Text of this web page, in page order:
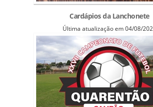
Cardápios da Lanchonete
Última atualização em 04/08/